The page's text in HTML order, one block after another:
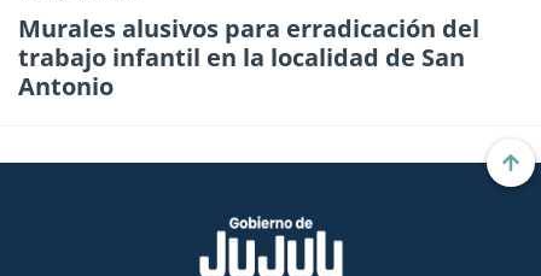
Murales alusivos para erradicación del
trabajo infantil en la localidad de San
Antonio